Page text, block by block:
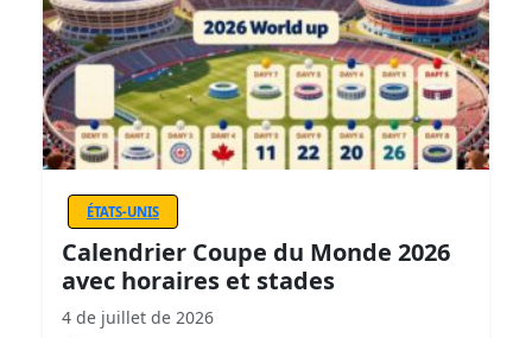
ÉTATS-UNIS
Calendrier Coupe du Monde 2026
avec horaires et stades
4 de juillet de 2026